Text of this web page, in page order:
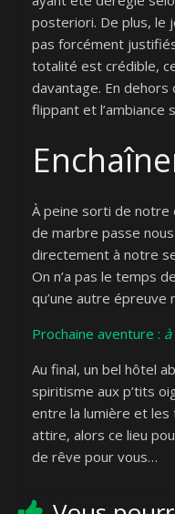
posteriori. De plus, le
pas forcément
totalité est crédible,
davantage. En dehors
flippant et l’ambiance
À peine sorti de notre
de marbre passe
directement à notre
On n’a pas le temps
qu’une autre épreuve
Prochaine aventure :
Au final, un bel hôtel
spiritisme aux p’tits
entre la lumière et
attire, alors ce lieu
de rêve pour vous…